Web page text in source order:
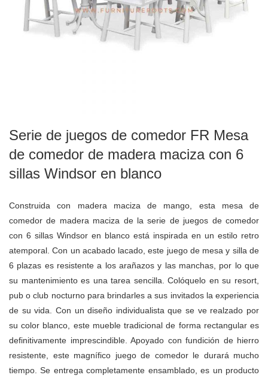
Serie de juegos de comedor FR Mesa
de comedor de madera maciza con 6
sillas Windsor en blanco
Construida con madera maciza de mango, esta mesa de
comedor de madera maciza de la serie de juegos de comedor
con 6 sillas Windsor en blanco está inspirada en un estilo retro
atemporal. Con un acabado lacado, este juego de mesa y silla de
6 plazas es resistente a los arañazos y las manchas, por lo que
su mantenimiento es una tarea sencilla. Colóquelo en su resort,
pub o club nocturno para brindarles a sus invitados la experiencia
de su vida. Con un diseño individualista que se ve realzado por
su color blanco, este mueble tradicional de forma rectangular es
definitivamente imprescindible. Apoyado con fundición de hierro
resistente, este magnífico juego de comedor le durará mucho
tiempo. Se entrega completamente ensamblado, es un producto